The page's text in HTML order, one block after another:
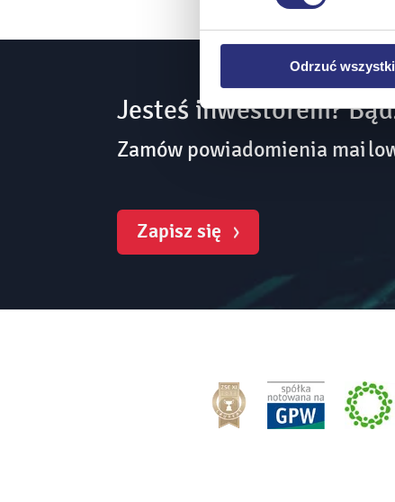
KlikającOdrzuć
plików cookie niezbędnych
Odrzuć
Jesteś inwestorem?
Zamów powiadomienia
Zapisz się